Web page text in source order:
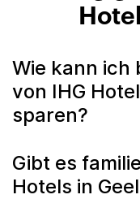
Wie kann ich
von IHG
sparen?
Gibt es
Hotels in